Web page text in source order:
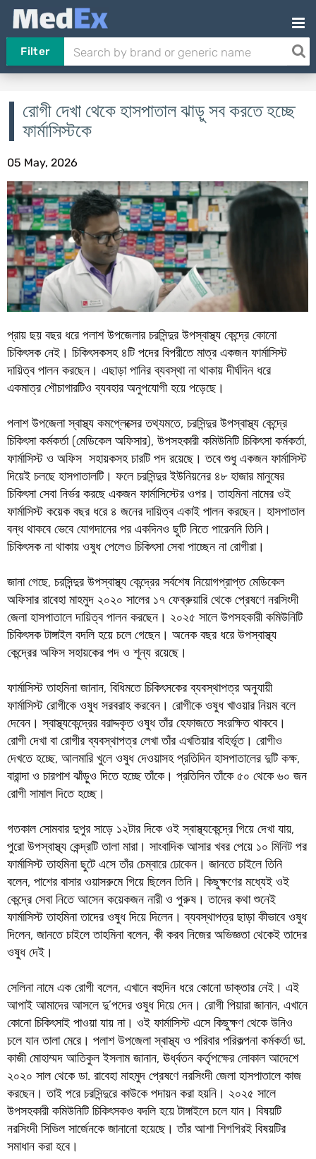
Filter
রোগী দেখা থেকে হাসপাতাল ঝাড়ু সব করতে হচ্ছে
ফার্মাসিস্টকে
05 May, 2026
প্রায় ছয় বছর ধরে পলাশ উপজেলার চরসিন্দুর উপস্বাস্থ্য কেন্দ্রে কোনো
চিকিৎসক নেই। চিকিৎসকসহ ৪টি পদের বিপরীতে মাত্র একজন ফার্মাসিস্ট
দায়িত্ব পালন করছেন। এছাড়া পানির ব্যবস্থা না থাকায় দীর্ঘদিন ধরে
একমাত্র শৌচাগারটিও ব্যবহার অনুপযোগী হয়ে পড়েছে।
পলাশ উপজেলা স্বাস্থ্য কমপ্লেক্সের তথ্যমতে, চরসিন্দুর উপস্বাস্থ্য কেন্দ্রে
চিকিৎসা কর্মকর্তা (মেডিকেল অফিসার), উপসহকারী কমিউনিটি চিকিৎসা কর্মকর্তা,
ফার্মাসিস্ট ও অফিস সহায়কসহ চারটি পদ রয়েছে। তবে শুধু একজন ফার্মাসিস্ট
দিয়েই চলছে হাসপাতালটি। ফলে চরসিন্দুর ইউনিয়নের ৪৮ হাজার মানুষের
চিকিৎসা সেবা নির্ভর করছে একজন ফার্মাসিস্টের ওপর। তাহমিনা নামের ওই
ফার্মাসিস্ট কয়েক বছর ধরে ৪ জনের দায়িত্ব একাই পালন করছেন। হাসপাতাল
বন্ধ থাকবে ভেবে যোগদানের পর একদিনও ছুটি নিতে পারেননি তিনি।
চিকিৎসক না থাকায় ওষুধ পেলেও চিকিৎসা সেবা পাচ্ছেন না রোগীরা।
জানা গেছে, চরসিন্দুর উপস্বাস্থ্য কেন্দ্রের সর্বশেষ নিয়োগপ্রাপ্ত মেডিকেল
অফিসার রাবেহা মাহমুদ ২০২০ সালের ১৭ ফেব্রুয়ারি থেকে প্রেষণে নরসিংদী
জেলা হাসপাতালে দায়িত্ব পালন করছেন। ২০২৫ সালে উপসহকারী কমিউনিটি
চিকিৎসক টাঙ্গাইল বদলি হয়ে চলে গেছেন। অনেক বছর ধরে উপস্বাস্থ্য
কেন্দ্রের অফিস সহায়কের পদ ও শূন্য রয়েছে।
ফার্মাসিস্ট তাহমিনা জানান, বিধিমতে চিকিৎসকের ব্যবস্থাপত্র অনুযায়ী
ফার্মাসিস্ট রোগীকে ওষুধ সরবরাহ করবেন। রোগীকে ওষুধ খাওয়ার নিয়ম বলে
দেবেন। স্বাস্থ্যকেন্দ্রের বরাদ্দকৃত ওষুধ তাঁর হেফাজতে সংরক্ষিত থাকবে।
রোগী দেখা বা রোগীর ব্যবস্থাপত্র লেখা তাঁর এখতিয়ার বহির্ভূত। রোগীও
দেখতে হচ্ছে, আলমারি খুলে ওষুধ দেওয়াসহ প্রতিদিন হাসপাতালের দুটি কক্ষ,
বারান্দা ও চারপাশ ঝাঁড়ুও দিতে হচ্ছে তাঁকে। প্রতিদিন তাঁকে ৫০ থেকে ৬০ জন
রোগী সামাল দিতে হচ্ছে।
গতকাল সোমবার দুপুর সাড়ে ১২টার দিকে ওই স্বাস্থ্যকেন্দ্রে গিয়ে দেখা যায়,
পুরো উপস্বাস্থ্য কেন্দ্রটি তালা মারা। সাংবাদিক আসার খবর পেয়ে ১০ মিনিট পর
ফার্মাসিস্ট তাহমিনা ছুটে এসে তাঁর চেম্বারে ঢোকেন। জানতে চাইলে তিনি
বলেন, পাশের বাসার ওয়াসরুমে গিয়ে ছিলেন তিনি। কিছুক্ষণের মধ্যেই ওই
কেন্দ্রে সেবা নিতে আসেন কয়েকজন নারী ও পুরুষ। তাদের কথা শুনেই
ফার্মাসিস্ট তাহমিনা তাদের ওষুধ দিয়ে দিলেন। ব্যবস্থাপত্র ছাড়া কীভাবে ওষুধ
দিলেন, জানতে চাইলে তাহমিনা বলেন, কী করব নিজের অভিজ্ঞতা থেকেই তাদের
ওষুধ দেই।
সেলিনা নামে এক রোগী বলেন, এখানে বহুদিন ধরে কোনো ডাক্তার নেই। এই
আপাই আমাদের আসলে দু’পদের ওষুধ দিয়ে দেন। রোগী পিয়ারা জানান, এখানে
কোনো চিকিৎসাই পাওয়া যায় না। ওই ফার্মাসিস্ট এসে কিছুক্ষণ থেকে উনিও
চলে যান তালা মেরে। পলাশ উপজেলা স্বাস্থ্য ও পরিবার পরিকল্পনা কর্মকর্তা ডা.
কাজী মোহাম্মদ আতিকুল ইসলাম জানান, ঊর্ধ্বতন কর্তৃপক্ষের লোকাল আদেশে
২০২০ সাল থেকে ডা. রাবেহা মাহমুদ প্রেষণে নরসিংদী জেলা হাসপাতালে কাজ
করছেন। তাই পরে চরসিন্দুরে কাউকে পদায়ন করা হয়নি। ২০২৫ সালে
উপসহকারী কমিউনিটি চিকিৎসকও বদলি হয়ে টাঙ্গাইলে চলে যান। বিষয়টি
নরসিংদী সিভিল সার্জেনকে জানানো হয়েছে। তাঁর আশা শিগগিরই বিষয়টির
সমাধান করা হবে।